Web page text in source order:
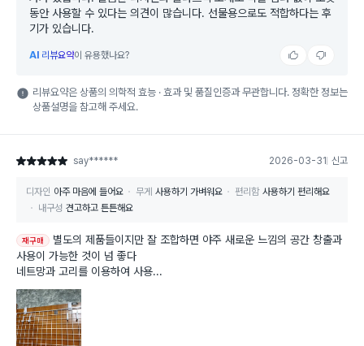
동안 사용할 수 있다는 의견이 많습니다. 선물용으로도 적합하다는 후
기가 있습니다.
AI 리뷰요약이 유용했나요?
리뷰요약은 상품의 의학적 효능 · 효과 및 품질인증과 무관합니다. 정확한 정보는
상품설명을 참고해 주세요.
별점 5점 say****** 2026-03-31 신고
디자인 아주 마음에 들어요 무게 사용하기 가벼워요 편리함 사용하기 편리해요
내구성 견고하고 튼튼해요
재구매
별도의 제품들이지만 잘 조합하면 야주 새로운 느낌의 공간 창출과
사용이 가능한 것이 넘 좋다
네트망과 고리를 이용하여 사용...